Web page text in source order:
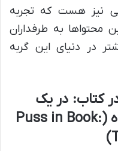
نیز هست که تجربه
به طرفداران
در دنیای این گربه
کتاب: در یک
(
Puss in Book:
)